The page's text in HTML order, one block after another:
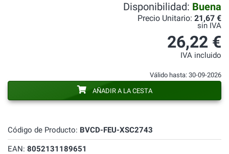
Código de Producto: BVCD-FEU-XSC2743
EAN: 8052131189651
Disponibilidad: Buena
Precio Unitario: 21,67 €
sin IVA
26,22 €
IVA incluido
Válido hasta: 30-09-2026
AÑADIR A LA CESTA